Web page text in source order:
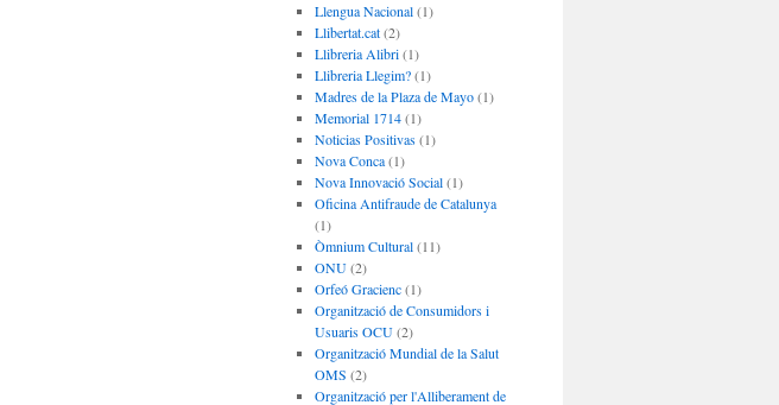
Llengua Nacional(1)
Llibertat.cat(2)
Llibreria Alibri(1)
Llibreria Llegim?(1)
Madres de la Plaza de Mayo(1)
Memorial 1714(1)
Noticias Positivas(1)
Nova Conca(1)
Nova Innovació Social(1)
Oficina Antifraude de Catalunya
(1)
Òmnium Cultural(11)
ONU(2)
Orfeó Gracienc(1)
Organització de Consumidors i
Usuaris OCU(2)
Organització Mundial de la Salut
OMS (2)
Organització per l'Alliberament de